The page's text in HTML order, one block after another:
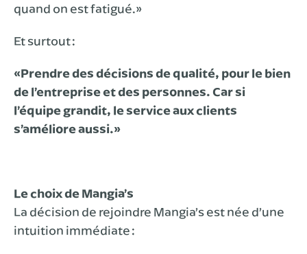
quand on est fatigué.»
Et surtout :
«Prendre des décisions de qualité, pour le bien
de l’entreprise et des personnes. Car si
l’équipe grandit, le service aux clients
s’améliore aussi.»
Le choix de Mangia’s
La décision de rejoindre Mangia’s est née d’une
intuition immédiate :